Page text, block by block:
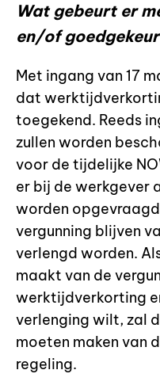
Wat gebeurt er
en/of
Met ingang van 17
dat
toegekend. Reeds
zullen worden
voor de tijdelijke
er bij de werkgever
worden
vergunning blijven
verlengd worden.
maakt van de
werktijdverkorting
verlenging wilt, zal
moeten maken van
regeling.